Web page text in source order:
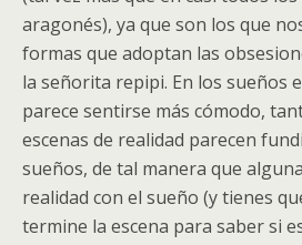
aragonés), ya que son los que
formas que adoptan las
la señorita repipi. En los sueños
parece sentirse más cómodo,
escenas de realidad parecen
sueños, de tal manera que
realidad con el sueño (y tienes
termine la escena para saber si